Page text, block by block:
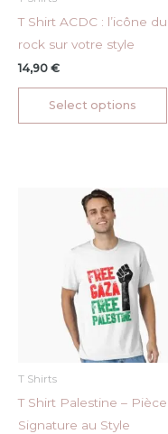
T Shirt ACDC : l’icône du
rock sur votre style
14,90 €
Select options
T Shirts
T Shirt Palestine – Pièce
Signature au Style